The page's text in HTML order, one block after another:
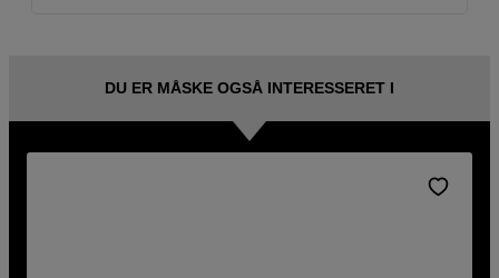
DU ER MÅSKE OGSÅ INTERESSERET I